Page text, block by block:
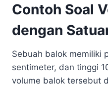
Contoh Soal
dengan
Sebuah balok memiliki
sentimeter, dan tinggi
volume balok tersebut